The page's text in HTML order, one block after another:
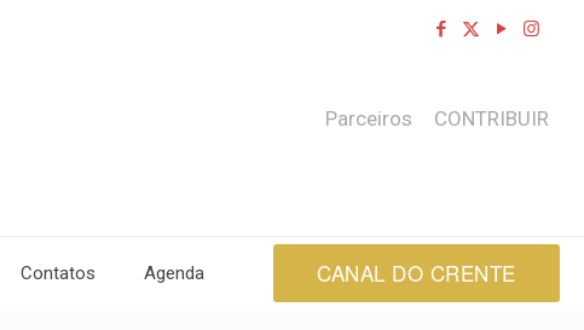
Contatos Agenda
Parceiros CONTRIBUIR
CANAL DO CRENTE